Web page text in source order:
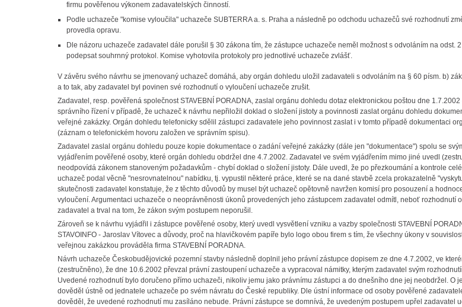
firmu pověřenou výkonem zadavatelských činností.
Podle uchazeče "komise vyloučila" uchazeče SUBTERRA a. s. Praha a následně po odchodu uchazečů své rozhodnutí
provedla opravu.
Dle názoru uchazeče zadavatel dále porušil § 30 zákona tím, že zástupce uchazeče neměl možnost s odvoláním na odst.
podepsat souhrnný protokol. Komise vyhotovila protokoly pro jednotlivé uchazeče zvlášť.
V závěru svého návrhu se jmenovaný uchazeč domáhá, aby orgán dohledu uložil zadavateli s odvoláním na § 60 písm. b)
a to tak, aby zadavatel byl povinen své rozhodnutí o vyloučení uchazeče zrušit.
Zadavatel, resp. pověřená společnost STAVEBNÍ PORADNA, zaslal orgánu dohledu dotaz elektronickou poštou dne
správního řízení v případě, že uchazeč k návrhu nepřiložil doklad o složení jistoty a povinnosti zaslat orgánu dohledu
veřejné zakázky. Orgán dohledu telefonicky sdělil zástupci zadavatele jeho povinnost zaslat i v tomto případě dokumentaci
(záznam o telefonickém hovoru založen ve správním spisu).
Zadavatel zaslal orgánu dohledu pouze kopie dokumentace o zadání veřejné zakázky (dále jen "dokumentace") spolu se
vyjádřením pověřené osoby, které orgán dohledu obdržel dne 4.7.2002. Zadavatel ve svém vyjádřením mimo jiné uvedl
neodpovídá zákonem stanoveným požadavkům - chybí doklad o složení jistoty. Dále uvedl, že po přezkoumání a kontrole
uchazeč podal věcně "nesrovnatelnou" nabídku, tj. vypustil některé práce, které se na dané stavbě zcela prokazatelně
skutečnosti zadavatel konstatuje, že z těchto důvodů by musel být uchazeč opětovně navržen komisí pro posouzení a
vyloučení. Argumentaci uchazeče o neoprávněnosti úkonů provedených jeho zástupcem zadavatel odmítl, neboť rozhodnutí
zadavatel a trval na tom, že zákon svým postupem neporušil.
Zároveň se k návrhu vyjádřil i zástupce pověřené osoby, který uvedl vysvětlení vzniku a vazby společnosti STAVEBNÍ
STAVOINFO - Jaroslav Vítovec a důvody, proč na hlavičkovém papíře bylo logo obou firem s tím, že všechny úkony v
veřejnou zakázkou prováděla firma STAVEBNÍ PORADNA.
Návrh uchazeče Českobudějovické pozemní stavby následně doplnil jeho právní zástupce dopisem ze dne 4.7.2002, ve
(zestručněno), že dne 10.6.2002 převzal právní zastoupení uchazeče a vypracoval námitky, kterým zadavatel svým
Uvedené rozhodnutí bylo doručeno přímo uchazeči, nikoliv jemu jako právnímu zástupci a do dnešního dne jej neobdržel. O
dověděl ústně od jednatele uchazeče po svém návratu do České republiky. Dle ústní informace od osoby pověřené
dověděl, že uvedené rozhodnutí mu zasíláno nebude. Právní zástupce se domnívá, že uvedeným postupem upřel zadavatel